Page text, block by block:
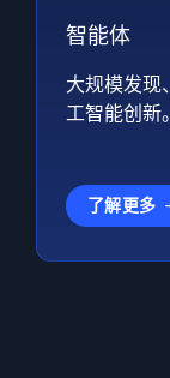
智能体
大规模发现
工智能创新。
了解更多